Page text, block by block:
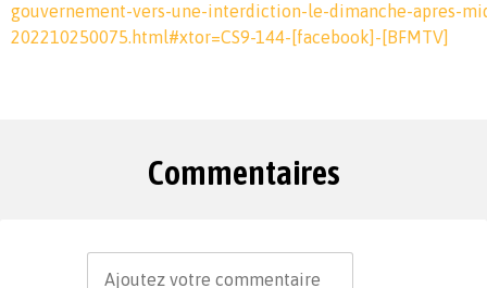
gouvernement-vers-une-interdiction-le-dimanche-apres-
202210250075.html#xtor=CS9-144-[facebook]-[BFMTV]
Commentaires